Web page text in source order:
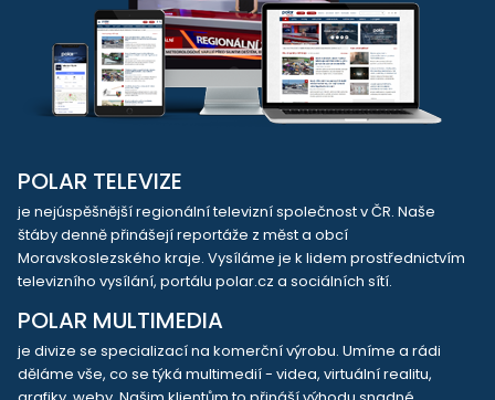
POLAR TELEVIZE
je nejúspěšnější regionální televizní společnost v ČR. Naše
štáby denně přinášejí reportáže z měst a obcí
Moravskoslezského kraje. Vysíláme je k lidem prostřednictvím
televizního vysílání, portálu polar.cz a sociálních sítí.
POLAR MULTIMEDIA
je divize se specializací na komerční výrobu. Umíme a rádi
děláme vše, co se týká multimedií - videa, virtuální realitu,